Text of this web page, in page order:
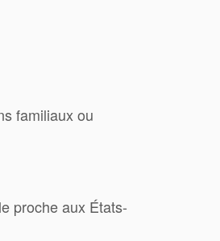
familiaux ou
proche aux États-